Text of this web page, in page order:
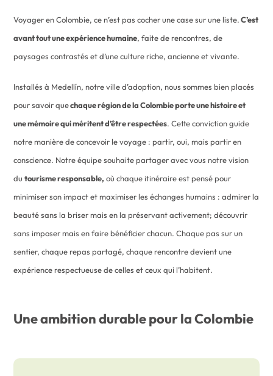
Voyager en Colombie, ce n’est pas cocher une case sur une liste.C’est
avant tout une expérience humaine, faite de rencontres, de
paysages contrastés et d’une culture riche, ancienne et vivante.
Installés à Medellín, notre ville d’adoption, nous sommes bien placés
pour savoir quechaque région de la Colombie porte une histoire et
une mémoire qui méritent d’être respectées. Cette conviction guide
notre manière de concevoir le voyage : partir, oui, mais partir en
conscience. Notre équipe souhaite partager avec vous notre vision
dutourisme responsable, où chaque itinéraire est pensé pour
minimiser son impact et maximiser les échanges humains : admirer la
beauté sans la briser mais en la préservant activement; découvrir
sans imposer mais en faire bénéficier chacun. Chaque pas sur un
sentier, chaque repas partagé, chaque rencontre devient une
expérience respectueuse de celles et ceux qui l’habitent.
Une ambition durable pour la Colombie